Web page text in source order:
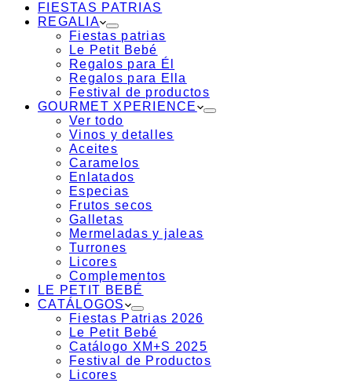
FIESTAS PATRIAS
REGALIA
Fiestas patrias
Le Petit Bebé
Regalos para Él
Regalos para Ella
Festival de productos
GOURMET XPERIENCE
Ver todo
Vinos y detalles
Aceites
Caramelos
Enlatados
Especias
Frutos secos
Galletas
Mermeladas y jaleas
Turrones
Licores
Complementos
LE PETIT BEBÉ
CATÁLOGOS
Fiestas Patrias 2026
Le Petit Bebé
Catálogo XM+S 2025
Festival de Productos
Licores